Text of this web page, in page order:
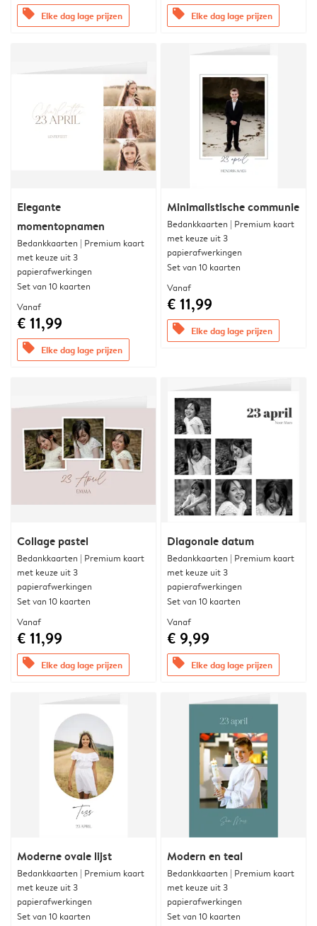
offers Elke dag lage prijzen offers Elke dag lage prijzen
Elegante
momentopnamen
Bedankkaarten | Premium kaart
met keuze uit 3
papierafwerkingen
Set van 10 kaarten
Vanaf
€ 11,99
offers Elke dag lage prijzen
Minimalistische communie
Bedankkaarten | Premium kaart
met keuze uit 3
papierafwerkingen
Set van 10 kaarten
Vanaf
€ 11,99
offers Elke dag lage prijzen
Collage pastel
Bedankkaarten | Premium kaart
met keuze uit 3
papierafwerkingen
Set van 10 kaarten
Vanaf
€ 11,99
offers Elke dag lage prijzen
Diagonale datum
Bedankkaarten | Premium kaart
met keuze uit 3
papierafwerkingen
Set van 10 kaarten
Vanaf
€ 9,99
offers Elke dag lage prijzen
Moderne ovale lijst
Bedankkaarten | Premium kaart
met keuze uit 3
papierafwerkingen
Set van 10 kaarten
Modern en teal
Bedankkaarten | Premium kaart
met keuze uit 3
papierafwerkingen
Set van 10 kaarten